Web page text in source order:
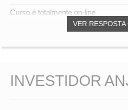
VER
Curso é totalmente on-line
INVESTIDOR